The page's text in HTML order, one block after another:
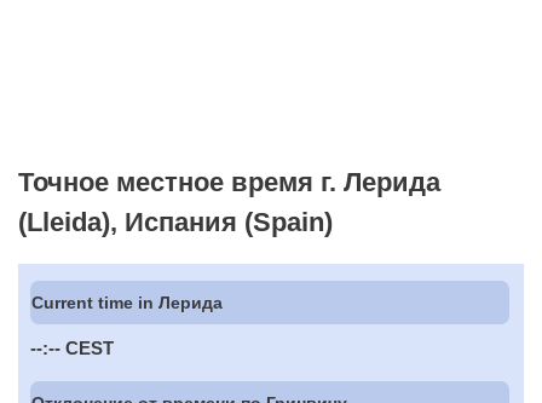
Точное местное время г. Лерида
(Lleida), Испания (Spain)
Current time in Лерида
--:-- CEST